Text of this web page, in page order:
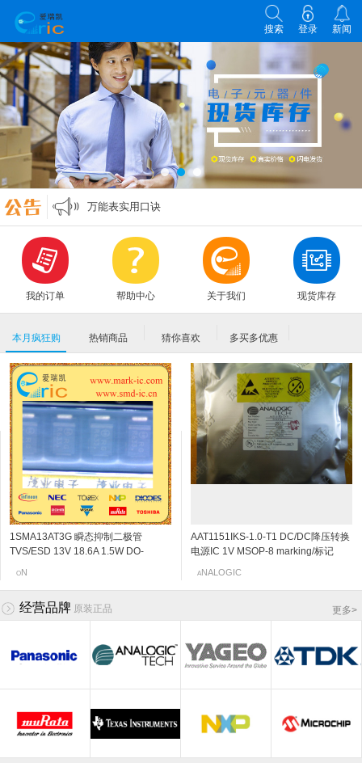
新闻
登录
搜索
各类电子元器件选型原则
零欧姆电阻的作用
万能表实用口诀
各类电子元器件选型原则
零欧姆电阻的作用
我的订单 帮助中心 关于我们 现货库存
本月疯狂购 热销商品 猜你喜欢 多买多优惠
1SMA13AT3G 瞬态抑制二极管
TVS/ESD 13V 18.6A 1.5W DO-
ON
AAT1151IKS-1.0-T1 DC/DC降压转换
电源IC 1V MSOP-8 marking/标记
ANALOGIC
2SC5108-Y NPN三极管 20V 30mA
6Ghz 120~240 SOT-523/SSM
TOSHIBA
2SC4666 NPN三极管 50V
150mA/0.15A 250MHz 600~3600
TOSHIBA
可控硅/晶闸管 浪涌吸收器
P1100SCRP SMB/DO-214AA
sidactor
可控硅/晶闸管 浪涌吸收器
P1101SCLRP SMB/DO-214AA
LITTELFUSE
2SK3230 N沟道结型场效应管 20v
0.06~0.11mA SOT-523 marking/标记
NEC
2SK198-Q N沟道结型场效应管 30v
2~6mA SOT-23 marking/标记 10Q 低
Panasonic
更多>
经营品牌 原装正品